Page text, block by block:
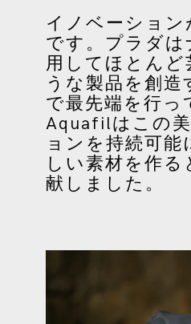
イノベーション
です。プラダは
用してほとんど
うな製品を創造
で最先端を行っ
Aquafilはこの
ョンを持続可能
しい素材を作る
献しました。